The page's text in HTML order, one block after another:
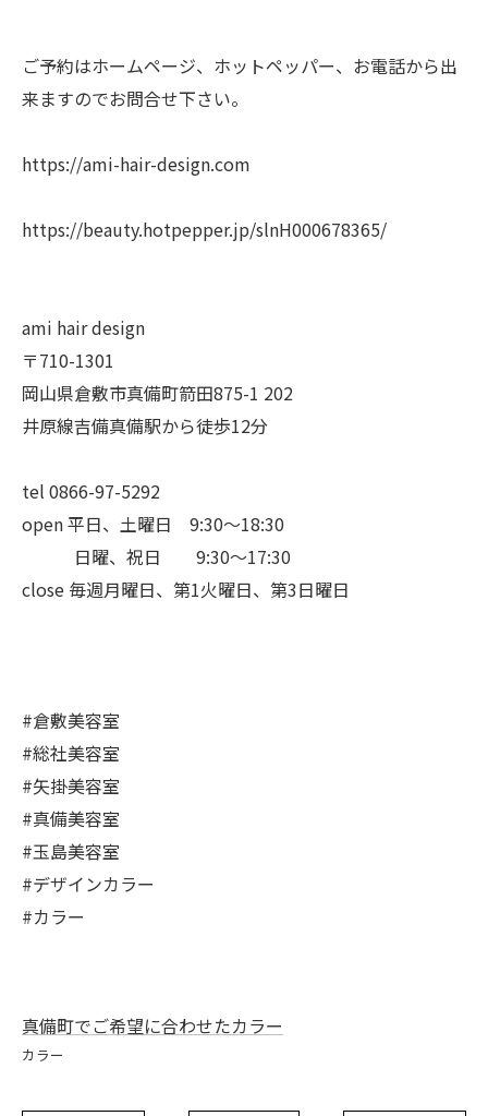
ご予約はホームページ、ホットペッパー、お電話から出
来ますのでお問合せ下さい。
https://ami-hair-design.com
https://beauty.hotpepper.jp/slnH000678365/
ami hair design
〒710-1301
岡山県倉敷市真備町箭田875-1 202
井原線吉備真備駅から徒歩12分
tel 0866-97-5292
open 平日、土曜日 9:30〜18:30
日曜、祝日 9:30〜17:30
close 毎週月曜日、第1火曜日、第3日曜日
#倉敷美容室
#総社美容室
#矢掛美容室
#真備美容室
#玉島美容室
#デザインカラー
#カラー
真備町でご希望に合わせたカラー
カラー